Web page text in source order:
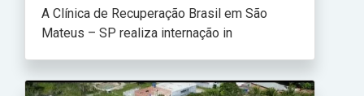
A Clínica de Recuperação Brasil em São
Mateus – SP realiza internação in